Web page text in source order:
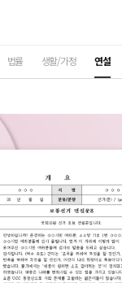
법률 생활/가정 연설